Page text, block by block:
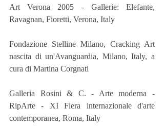
Art Verona 2005 - Gallerie: Elefante,
Ravagnan, Fioretti, Verona, Italy
Fondazione Stelline Milano, Cracking Art
nascita di un'Avanguardia, Milano, Italy, a
cura di Martina Corgnati
Galleria Rosini & C. - Arte moderna -
RipArte - XI Fiera internazionale d'arte
contemporanea, Roma, Italy